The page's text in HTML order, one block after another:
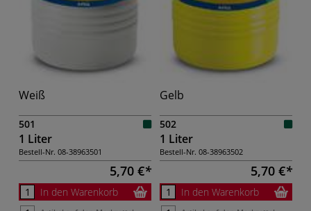
Weiß
501
1 Liter
Bestell-Nr. 08-38963501
5,70 €
In den Warenkorb
Gelb
502
1 Liter
Bestell-Nr. 08-38963502
5,70 €
In den Warenkorb